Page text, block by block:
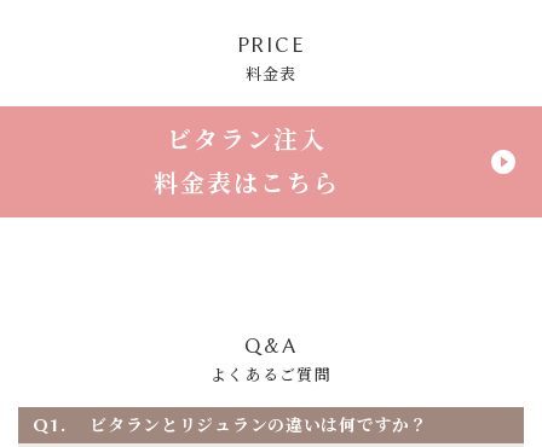
PRICE
料金表
ビタラン注入
料金表はこちら
play_circle_filled
Q&A
よくあるご質問
Q1. ビタランとリジュランの違いは何ですか？